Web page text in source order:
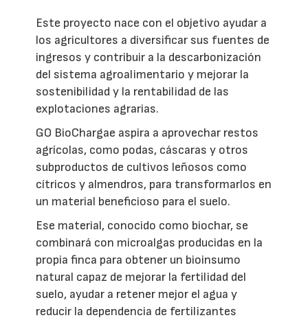
Este proyecto nace con el objetivo ayudar a
los agricultores a diversificar sus fuentes de
ingresos y contribuir a la descarbonización
del sistema agroalimentario y mejorar la
sostenibilidad y la rentabilidad de las
explotaciones agrarias.
GO BioChargae aspira a aprovechar restos
agrícolas, como podas, cáscaras y otros
subproductos de cultivos leñosos como
cítricos y almendros, para transformarlos en
un material beneficioso para el suelo.
Ese material, conocido como biochar, se
combinará con microalgas producidas en la
propia finca para obtener un bioinsumo
natural capaz de mejorar la fertilidad del
suelo, ayudar a retener mejor el agua y
reducir la dependencia de fertilizantes